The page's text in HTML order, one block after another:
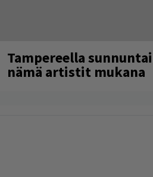
Tampereella
nämä artistit mukana